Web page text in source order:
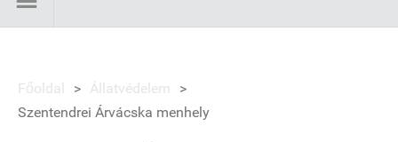
Főoldal > Állatvédelem
>
Szentendrei Árvácska menhely